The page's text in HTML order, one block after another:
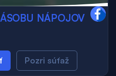
NÁPOJOV
Pozri súťaž